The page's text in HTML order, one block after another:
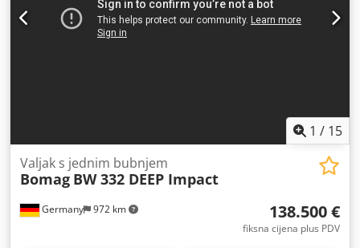
1 / 15
Germany 972 km
Valjak s jednim bubnjem
Bomag BW 332 DEEP Impact
138.500 €
fiksna cijena plus PDV